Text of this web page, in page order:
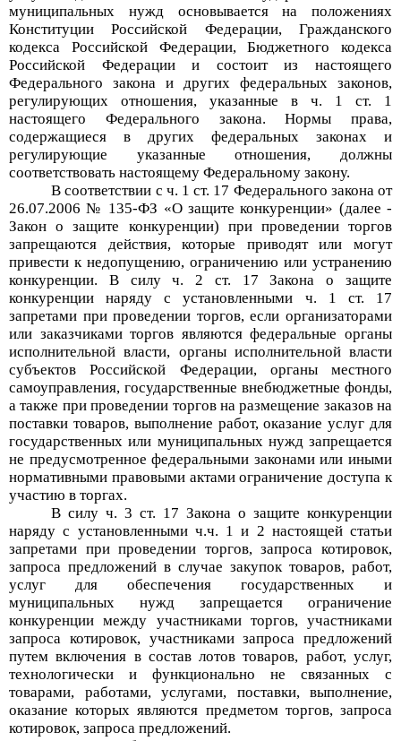
муниципальных нужд основывается на положениях
Конституции Российской Федерации, Гражданского
кодекса Российской Федерации, Бюджетного кодекса
Российской Федерации и состоит из настоящего
Федерального закона и других федеральных законов,
регулирующих отношения, указанные в ч. 1 ст. 1
настоящего Федерального закона. Нормы права,
содержащиеся в других федеральных законах и
регулирующие указанные отношения, должны
соответствовать настоящему Федеральному закону.
В соответствии с ч. 1 ст. 17 Федерального закона от
26.07.2006 № 135-ФЗ «О защите конкуренции» (далее -
Закон о защите конкуренции) при проведении торгов
запрещаются действия, которые приводят или могут
привести к недопущению, ограничению или устранению
конкуренции. В силу ч. 2 ст. 17 Закона о защите
конкуренции наряду с установленными ч. 1 ст. 17
запретами при проведении торгов, если организаторами
или заказчиками торгов являются федеральные органы
исполнительной власти, органы исполнительной власти
субъектов Российской Федерации, органы местного
самоуправления, государственные внебюджетные фонды,
а также при проведении торгов на размещение заказов на
поставки товаров, выполнение работ, оказание услуг для
государственных или муниципальных нужд запрещается
не предусмотренное федеральными законами или иными
нормативными правовыми актами ограничение доступа к
участию в торгах.
В силу ч. 3 ст. 17 Закона о защите конкуренции
наряду с установленными ч.ч. 1 и 2 настоящей статьи
запретами при проведении торгов, запроса котировок,
запроса предложений в случае закупок товаров, работ,
услуг для обеспечения государственных и
муниципальных нужд запрещается ограничение
конкуренции между участниками торгов, участниками
запроса котировок, участниками запроса предложений
путем включения в состав лотов товаров, работ, услуг,
технологически и функционально не связанных с
товарами, работами, услугами, поставки, выполнение,
оказание которых являются предметом торгов, запроса
котировок, запроса предложений.